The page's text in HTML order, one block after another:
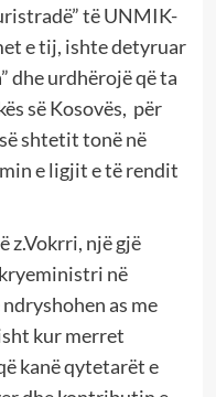
të UNMIK-
e tij, ishte detyruar
dhe urdhërojë që ta
së Kosovës, për
shtetit tonë në
e ligjit e të rendit
z.Vokrri, një gjë
në
as me
kur merret
kanë qytetarët e